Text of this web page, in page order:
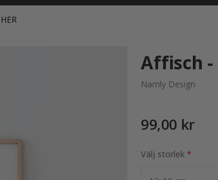
Affisch
Namly Design
99,00 kr
Välj storlek